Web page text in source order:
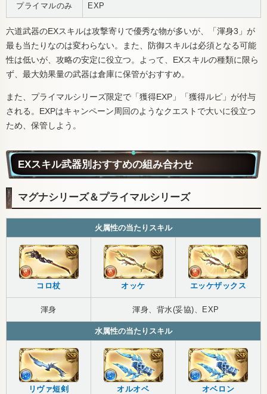
プライマルのみ EXP
六道武器のEXスキルは攻撃寄りで優秀な物が多いが、「渾身3」が
最も当たりなのは変わらない。また、防御スキルは必須となる可能
性は低いが、攻略の安定に役立つ。よって、EXスキルの種類に限ら
ず、最大効果量の武器は倉庫に保管がおすすめ。
また、プライマルシリーズ限定で「獲得EXP」「獲得ルピ」が付与
される。EXPはキャンペーン周回のようなクエストで大いに役立つ
ため、保管しよう。
EXスキル武器別おすすめの組み合わせ
マグナシリーズ＆プライマルシリーズ
火属性の当たりスキル
コロ杖 オッケ エッケザックス
渾身 渾身、背水(妥協)、EXP
水属性の当たりスキル
リヴァ短剣 オルオベ オベロン